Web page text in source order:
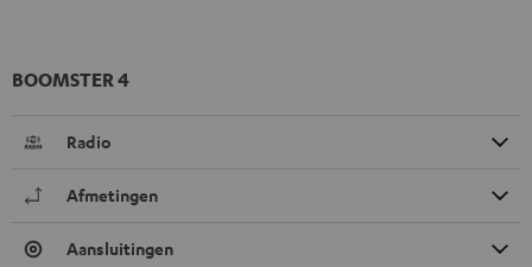
BOOMSTER 4
Radio
Afmetingen
Aansluitingen